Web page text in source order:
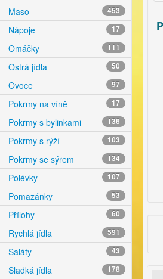
Maso 453
Nápoje 17
Omáčky 111
Ostrá jídla 50
Ovoce 97
Pokrmy na víně 17
Pokrmy s bylinkami 136
Pokrmy s rýží 103
Pokrmy se sýrem 134
Polévky 107
Pomazánky 53
Přílohy 60
Rychlá jídla 591
Saláty 43
Sladká jídla 178